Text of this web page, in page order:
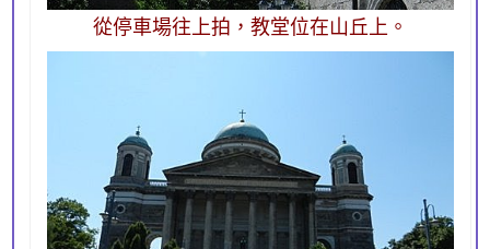
從停車場往上拍，教堂位在山丘上。